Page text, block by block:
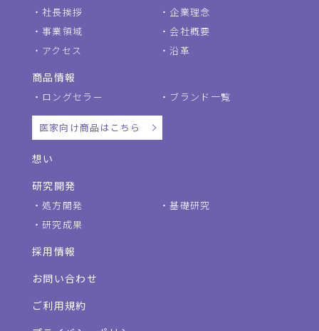
社長挨拶
企業理念
事業領域
会社概要
アクセス
沿革
商品情報
ロングセラー ブランド一覧
医家向け商品はこちら
想い
研究開発
処方開発
基礎研究
研究成果
採用情報
お問い合わせ
ご利用規約